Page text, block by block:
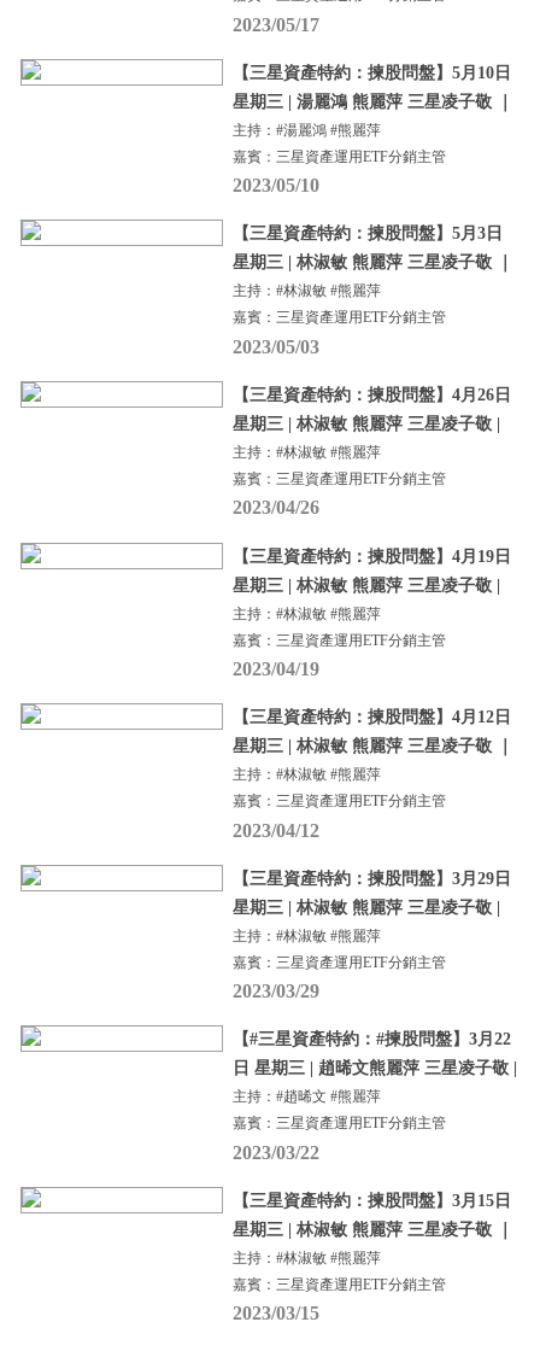
2023/05/17
【三星資產特約：揀股問盤】5月10日
星期三 | 湯麗鴻 熊麗萍 三星凌子敬 ｜
主持：#湯麗鴻 #熊麗萍
嘉賓：三星資產運用ETF分銷主管
2023/05/10
【三星資產特約：揀股問盤】5月3日
星期三 | 林淑敏 熊麗萍 三星凌子敬 ｜
主持：#林淑敏 #熊麗萍
嘉賓：三星資產運用ETF分銷主管
2023/05/03
【三星資產特約：揀股問盤】4月26日
星期三 | 林淑敏 熊麗萍 三星凌子敬 |
主持：#林淑敏 #熊麗萍
嘉賓：三星資產運用ETF分銷主管
2023/04/26
【三星資產特約：揀股問盤】4月19日
星期三 | 林淑敏 熊麗萍 三星凌子敬 |
主持：#林淑敏 #熊麗萍
嘉賓：三星資產運用ETF分銷主管
2023/04/19
【三星資產特約：揀股問盤】4月12日
星期三 | 林淑敏 熊麗萍 三星凌子敬 ｜
主持：#林淑敏 #熊麗萍
嘉賓：三星資產運用ETF分銷主管
2023/04/12
【三星資產特約：揀股問盤】3月29日
星期三 | 林淑敏 熊麗萍 三星凌子敬 |
主持：#林淑敏 #熊麗萍
嘉賓：三星資產運用ETF分銷主管
2023/03/29
【#三星資產特約：#揀股問盤】3月22
日 星期三 | 趙晞文熊麗萍 三星凌子敬 |
主持：#趙晞文 #熊麗萍
嘉賓：三星資產運用ETF分銷主管
2023/03/22
【三星資產特約：揀股問盤】3月15日
星期三 | 林淑敏 熊麗萍 三星凌子敬 ｜
主持：#林淑敏 #熊麗萍
嘉賓：三星資產運用ETF分銷主管
2023/03/15